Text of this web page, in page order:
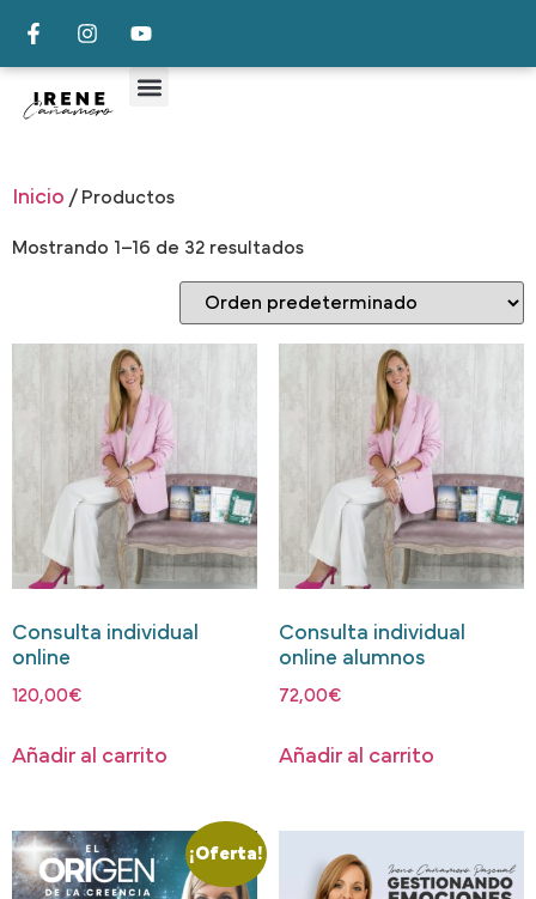
Inicio / Productos
Mostrando 1–16 de 32 resultados
Consulta individual
online
120,00€
Añadir al carrito
Consulta individual
online alumnos
72,00€
Añadir al carrito
¡Oferta!